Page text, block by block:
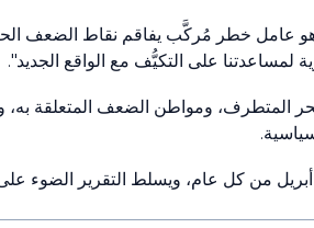
خطر مُركَّب يفاقم نقاط الضعف
لمساعدتنا على التكيُّف مع الواقع الجديد".
المتطرف، ومواطن الضعف المتعلقة
بمناسبة يوم الأرض، الذي يحتفل به العالم في 22 نيسان/ أبريل من كل عام،